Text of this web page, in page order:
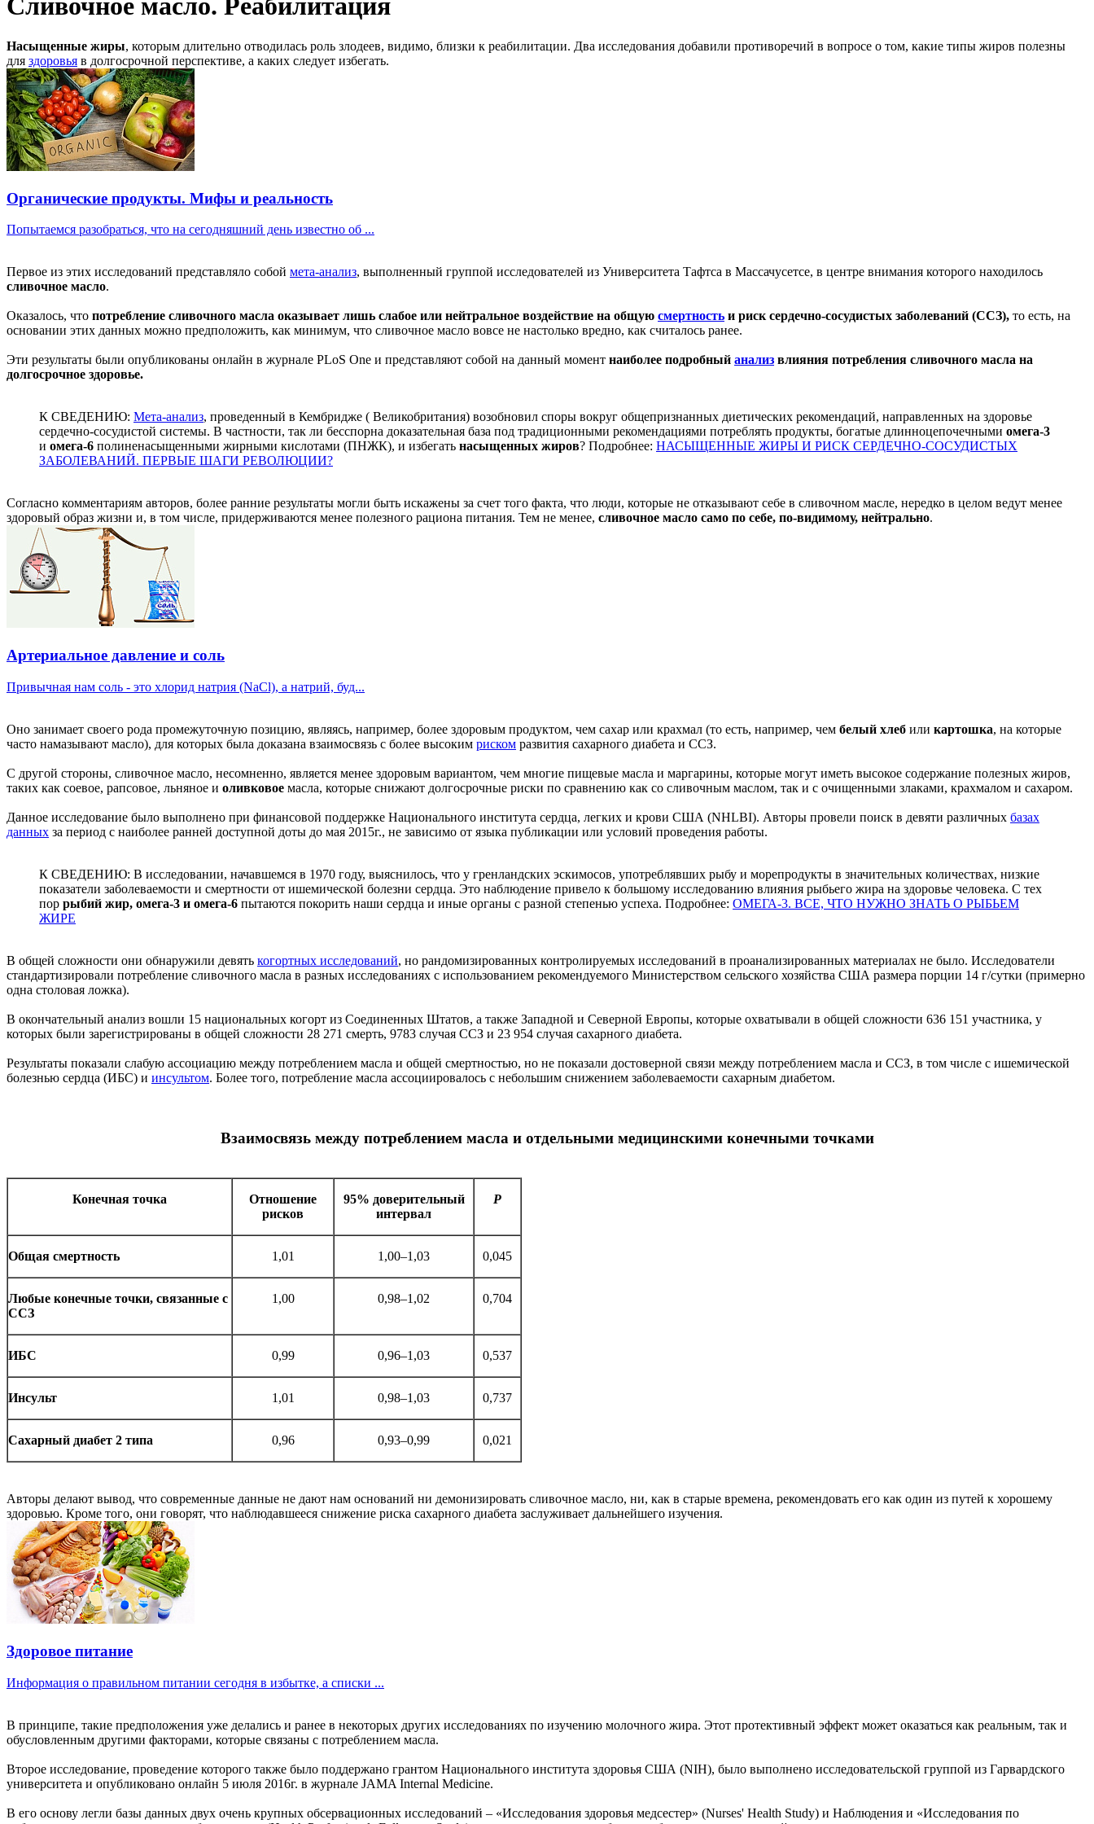
Сливочное масло. Реабилитация
Насыщенные жиры, которым длительно отводилась роль злодеев, видимо, близки к реабилитации. Два исследования добавили противоречий в вопросе о том, какие типы жиров полезны
для здоровья в долгосрочной перспективе, а каких следует избегать.
Органические продукты. Мифы и реальность
Попытаемся разобраться, что на сегодняшний день известно об ...
Первое из этих исследований представляло собой мета-анализ, выполненный группой исследователей из Университета Тафтса в Массачусетсе, в центре внимания которого находилось
сливочное масло.
Оказалось, что потребление сливочного масла оказывает лишь слабое или нейтральное воздействие на общую смертность и риск сердечно-сосудистых заболеваний (ССЗ), то есть, на
основании этих данных можно предположить, как минимум, что сливочное масло вовсе не настолько вредно, как считалось ранее.
Эти результаты были опубликованы онлайн в журнале PLoS One и представляют собой на данный момент наиболее подробный анализ влияния потребления сливочного масла на
долгосрочное здоровье.
К СВЕДЕНИЮ: Мета-анализ, проведенный в Кембридже ( Великобритания) возобновил споры вокруг общепризнанных диетических рекомендаций, направленных на здоровье
сердечно-сосудистой системы. В частности, так ли бесспорна доказательная база под традиционными рекомендациями потреблять продукты, богатые длинноцепочечными омега-3
и омега-6 полиненасыщенными жирными кислотами (ПНЖК), и избегать насыщенных жиров? Подробнее: НАСЫЩЕННЫЕ ЖИРЫ И РИСК СЕРДЕЧНО-СОСУДИСТЫХ
ЗАБОЛЕВАНИЙ. ПЕРВЫЕ ШАГИ РЕВОЛЮЦИИ?
Согласно комментариям авторов, более ранние результаты могли быть искажены за счет того факта, что люди, которые не отказывают себе в сливочном масле, нередко в целом ведут менее
здоровый образ жизни и, в том числе, придерживаются менее полезного рациона питания. Тем не менее, сливочное масло само по себе, по-видимому, нейтрально.
Артериальное давление и соль
Привычная нам соль - это хлорид натрия (NaCl), а натрий, буд...
Оно занимает своего рода промежуточную позицию, являясь, например, более здоровым продуктом, чем сахар или крахмал (то есть, например, чем белый хлеб или картошка, на которые
часто намазывают масло), для которых была доказана взаимосвязь с более высоким риском развития сахарного диабета и ССЗ.
С другой стороны, сливочное масло, несомненно, является менее здоровым вариантом, чем многие пищевые масла и маргарины, которые могут иметь высокое содержание полезных жиров,
таких как соевое, рапсовое, льняное и оливковое масла, которые снижают долгосрочные риски по сравнению как со сливочным маслом, так и с очищенными злаками, крахмалом и сахаром.
Данное исследование было выполнено при финансовой поддержке Национального института сердца, легких и крови США (NHLBI). Авторы провели поиск в девяти различных базах
данных за период с наиболее ранней доступной доты до мая 2015г., не зависимо от языка публикации или условий проведения работы.
К СВЕДЕНИЮ: В исследовании, начавшемся в 1970 году, выяснилось, что у гренландских эскимосов, употреблявших рыбу и морепродукты в значительных количествах, низкие
показатели заболеваемости и смертности от ишемической болезни сердца. Это наблюдение привело к большому исследованию влияния рыбьего жира на здоровье человека. С тех
пор рыбий жир, омега-3 и омега-6 пытаются покорить наши сердца и иные органы с разной степенью успеха. Подробнее: ОМЕГА-3. ВСЕ, ЧТО НУЖНО ЗНАТЬ О РЫБЬЕМ
ЖИРЕ
В общей сложности они обнаружили девять когортных исследований, но рандомизированных контролируемых исследований в проанализированных материалах не было. Исследователи
стандартизировали потребление сливочного масла в разных исследованиях с использованием рекомендуемого Министерством сельского хозяйства США размера порции 14 г/сутки (примерно
одна столовая ложка).
В окончательный анализ вошли 15 национальных когорт из Соединенных Штатов, а также Западной и Северной Европы, которые охватывали в общей сложности 636 151 участника, у
которых были зарегистрированы в общей сложности 28 271 смерть, 9783 случая ССЗ и 23 954 случая сахарного диабета.
Результаты показали слабую ассоциацию между потреблением масла и общей смертностью, но не показали достоверной связи между потреблением масла и ССЗ, в том числе с ишемической
болезнью сердца (ИБС) и инсультом. Более того, потребление масла ассоциировалось с небольшим снижением заболеваемости сахарным диабетом.
Взаимосвязь между потреблением масла и отдельными медицинскими конечными точками
Конечная точка
Отношение
рисков
95% доверительный
интервал
P
Общая смертность 1,01 1,00–1,03 0,045
Любые конечные точки, связанные с
ССЗ
1,00 0,98–1,02 0,704
ИБС 0,99 0,96–1,03 0,537
Инсульт 1,01 0,98–1,03 0,737
Сахарный диабет 2 типа 0,96 0,93–0,99 0,021
Авторы делают вывод, что современные данные не дают нам оснований ни демонизировать сливочное масло, ни, как в старые времена, рекомендовать его как один из путей к хорошему
здоровью. Кроме того, они говорят, что наблюдавшееся снижение риска сахарного диабета заслуживает дальнейшего изучения.
Здоровое питание
Информация о правильном питании сегодня в избытке, а списки ...
В принципе, такие предположения уже делались и ранее в некоторых других исследованиях по изучению молочного жира. Этот протективный эффект может оказаться как реальным, так и
обусловленным другими факторами, которые связаны с потреблением масла.
Второе исследование, проведение которого также было поддержано грантом Национального института здоровья США (NIH), было выполнено исследовательской группой из Гарвардского
университета и опубликовано онлайн 5 июля 2016г. в журнале JAMA Internal Medicine.
В его основу легли базы данных двух очень крупных обсервационных исследований – «Исследования здоровья медсестер» (Nurses' Health Study) и Наблюдения и «Исследования по